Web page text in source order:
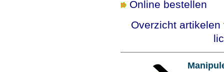
Online bestellen
Overzicht